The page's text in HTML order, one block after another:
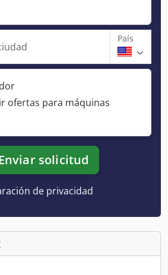
País
ofertas para máquinas
solicitud
de privacidad